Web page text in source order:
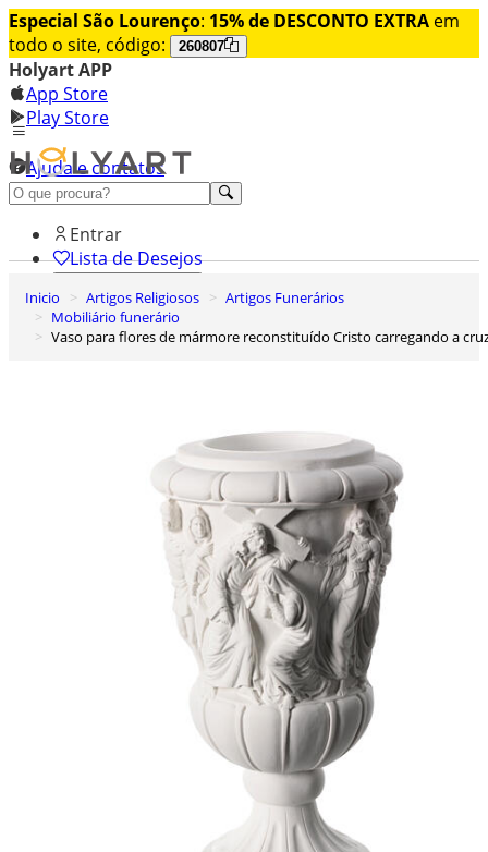
Especial São Lourenço: 15% de DESCONTO EXTRA em
todo o site, código:
260807
Holyart APP
App Store
Play Store
Ajuda e contatos
Conheça premium
Entrar
Lista de Desejos
0
Carrinho de Compras
Inicio Artigos Religiosos
Artigos Funerários
Mobiliário funerário
Vaso para flores de mármore reconstituído Cristo carregando a